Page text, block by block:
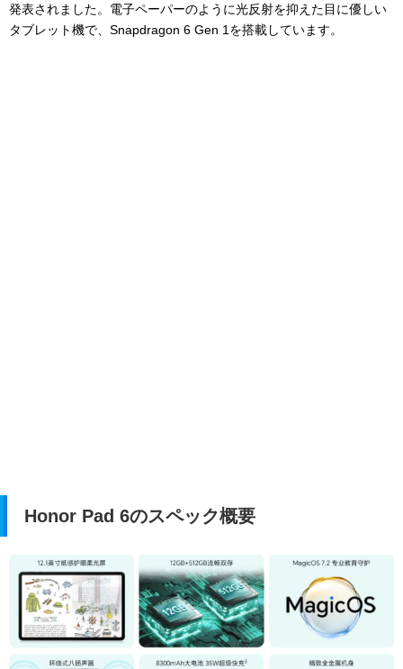
発表されました。電子ペーパーのように光反射を抑えた目に優しい
タブレット機で、Snapdragon 6 Gen 1を搭載しています。
Honor Pad 6のスペック概要